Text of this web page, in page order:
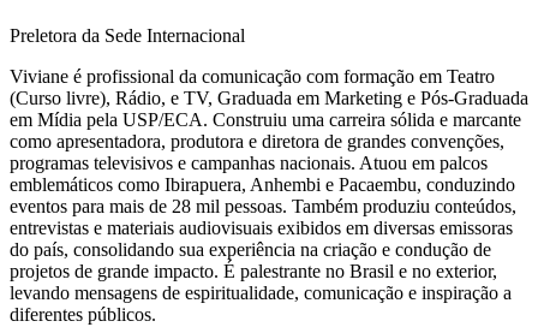
Preletora da Sede Internacional
Viviane é profissional da comunicação com formação em Teatro
(Curso livre), Rádio, e TV, Graduada em Marketing e Pós-Graduada
em Mídia pela USP/ECA. Construiu uma carreira sólida e marcante
como apresentadora, produtora e diretora de grandes convenções,
programas televisivos e campanhas nacionais. Atuou em palcos
emblemáticos como Ibirapuera, Anhembi e Pacaembu, conduzindo
eventos para mais de 28 mil pessoas. Também produziu conteúdos,
entrevistas e materiais audiovisuais exibidos em diversas emissoras
do país, consolidando sua experiência na criação e condução de
projetos de grande impacto. É palestrante no Brasil e no exterior,
levando mensagens de espiritualidade, comunicação e inspiração a
diferentes públicos.